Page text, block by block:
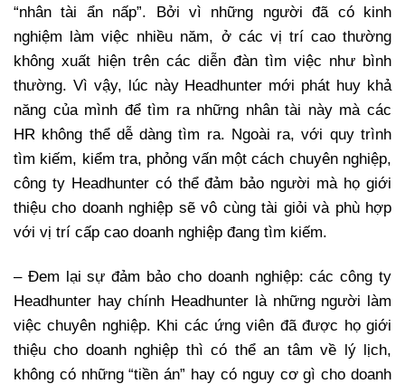
“nhân tài ẩn nấp”. Bởi vì những người đã có kinh
nghiệm làm việc nhiều năm, ở các vị trí cao thường
không xuất hiện trên các diễn đàn tìm việc như bình
thường. Vì vậy, lúc này Headhunter mới phát huy khả
năng của mình để tìm ra những nhân tài này mà các
HR không thể dễ dàng tìm ra. Ngoài ra, với quy trình
tìm kiếm, kiểm tra, phỏng vấn một cách chuyên nghiệp,
công ty Headhunter có thể đảm bảo người mà họ giới
thiệu cho doanh nghiệp sẽ vô cùng tài giỏi và phù hợp
với vị trí cấp cao doanh nghiệp đang tìm kiếm.
– Đem lại sự đảm bảo cho doanh nghiệp: các công ty
Headhunter hay chính Headhunter là những người làm
việc chuyên nghiệp. Khi các ứng viên đã được họ giới
thiệu cho doanh nghiệp thì có thể an tâm về lý lịch,
không có những “tiền án” hay có nguy cơ gì cho doanh